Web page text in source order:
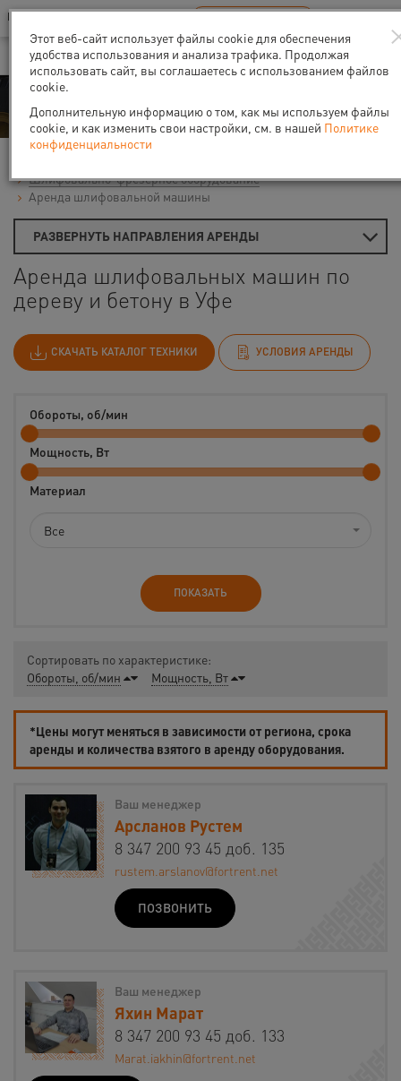
Ваш город:Уфа
В Вашем регионе нет наших офисов RU EN
Аренда
Шлифовально-фрезерное оборудование
Аренда шлифовальной машины
РАЗВЕРНУТЬ НАПРАВЛЕНИЯ АРЕНДЫ
Аренда шлифовальных машин по
дереву и бетону в Уфе
СКАЧАТЬ КАТАЛОГ ТЕХНИКИ УСЛОВИЯ АРЕНДЫ
Обороты, об/мин
Мощность, Вт
Материал
Все
ПОКАЗАТЬ
Сортировать по характеристике:
Обороты, об/мин
Мощность, Вт
*Цены могут меняться в зависимости от региона, срока
аренды и количества взятого в аренду оборудования.
Ваш менеджер
Арсланов Рустем
8 347 200 93 45 доб. 135
rustem.arslanov@fortrent.net
ПОЗВОНИТЬ
Ваш менеджер
Яхин Марат
8 347 200 93 45 доб. 133
Marat.iakhin@fortrent.net
Этот веб-сайт использует файлы cookie для обеспечения
удобства использования и анализа трафика. Продолжая
использовать сайт, вы соглашаетесь с использованием файлов
cookie.
Дополнительную информацию о том, как мы используем файлы
cookie, и как изменить свои настройки, см. в нашей Политике
конфиденциальности